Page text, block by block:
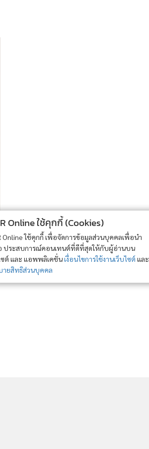
Online ใช้คุกกี้ (Cookies)
Online ใช้คุกกี้ เพื่อจัดการข้อมูลส่วนบุคคลเพื่อนำ
ประสบการณ์คอนเทนต์ที่ดีที่สุดให้กับผู้อ่านบน
ซต์ และ แอพพลิเคชั่นเงื่อนไขการใช้งานเว็บไซต์ และ
ายสิทธิส่วนบุคคล